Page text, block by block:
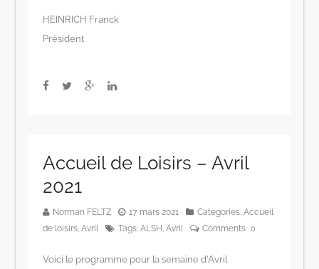
HEINRICH Franck
Président
Accueil de Loisirs – Avril
2021
Norman FELTZ 17 mars 2021 Categories:Accueil
de loisirs ,Avril Tags:ALSH ,Avril Comments: 0
Voici le programme pour la semaine d’Avril